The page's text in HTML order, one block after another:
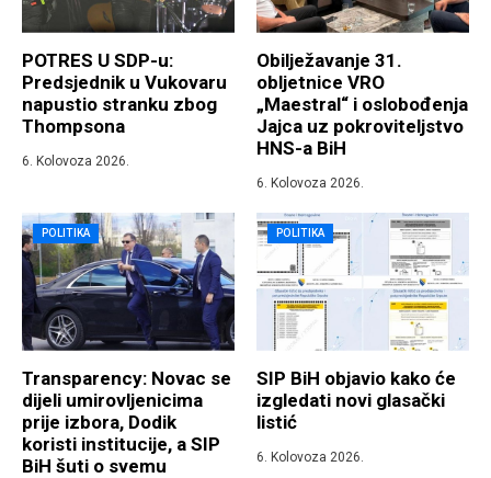
POTRES U SDP-u:
Predsjednik u Vukovaru
napustio stranku zbog
Thompsona
6. Kolovoza 2026.
Obilježavanje 31.
obljetnice VRO
„Maestral“ i oslobođenja
Jajca uz pokroviteljstvo
HNS-a BiH
6. Kolovoza 2026.
POLITIKA
Transparency: Novac se
dijeli umirovljenicima
prije izbora, Dodik
koristi institucije, a SIP
BiH šuti o svemu
POLITIKA
SIP BiH objavio kako će
izgledati novi glasački
listić
6. Kolovoza 2026.